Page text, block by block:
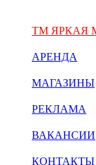
ТМ ЯРКАЯ
АРЕНДА
МАГАЗИНЫ
РЕКЛАМА
ВАКАНСИИ
КОНТАКТЫ